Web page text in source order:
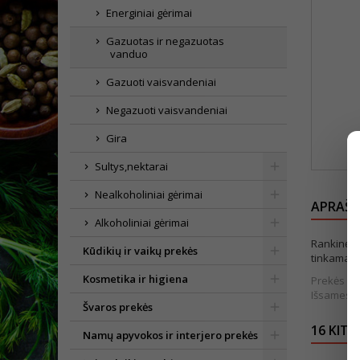
Energiniai gėrimai
Gazuotas ir negazuotas
vanduo
Gazuoti vaisvandeniai
Negazuoti vaisvandeniai
Gira
Sultys,nektarai
Nealkoholiniai gėrimai
Alkoholiniai gėrimai
Kūdikių ir vaikų prekės
Kosmetika ir higiena
Švaros prekės
Namų apyvokos ir interjero prekės
Rankinė
tinkama
Prekės
16